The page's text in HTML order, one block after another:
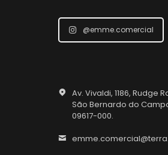
@emme.comercial
Av. Vivaldi, 1186, Rudge
São Bernardo do
09617-000.